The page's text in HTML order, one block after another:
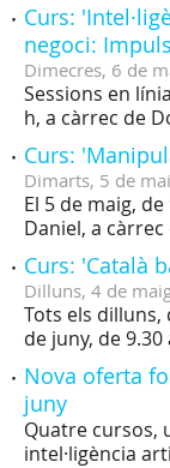
Curs:
negoci:
Dimecres, 6 de
Sessions en
h, a càrrec de
Curs:
Dimarts, 5 de
El 5 de maig,
Daniel, a càrrec
Curs: 'Català
Dilluns, 4 de
Tots els dilluns,
de juny, de
Nova oferta
juny
Quatre cursos,
intel·ligència